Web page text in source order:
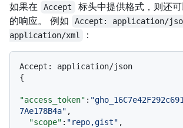
如果在 Accept
标头中提供格式，则还
的响应。 例如
Accept: application/
application/xml
：
Accept :
{
"access_token" :
7Ae178B4a" ,
"scope" : "repo,gist" ,